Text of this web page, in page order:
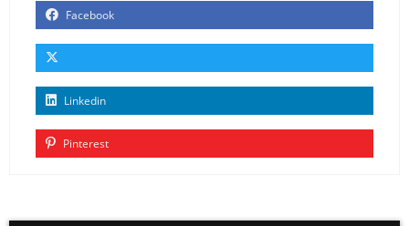
Facebook
Linkedin
Pinterest